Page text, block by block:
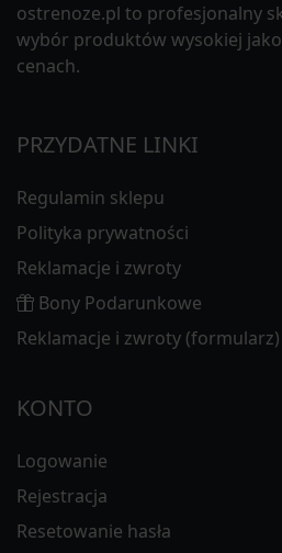
ostrenoze.pl to profesjonalny
wybór produktów wysokiej
cenach.
PRZYDATNE LINKI
Regulamin sklepu
Polityka prywatności
Reklamacje i zwroty
Bony Podarunkowe
Reklamacje i zwroty (formularz)
KONTO
Logowanie
Rejestracja
Resetowanie hasła